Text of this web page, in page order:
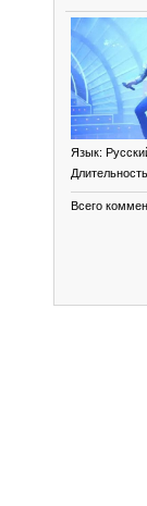
Язык:
Всего